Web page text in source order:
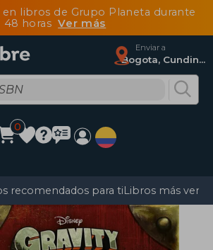
en libros de Grupo Planeta durante
48 horasVer más
Enviar a
Bogota, Cundinamarca
0
recomendados para tiLibros más